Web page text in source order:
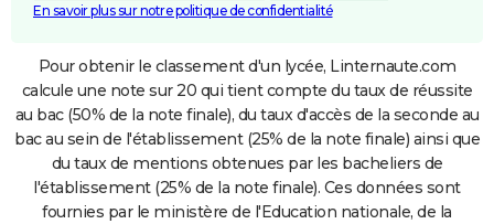
En savoir plus sur notre politique de confidentialité
Pour obtenir le classement d'un lycée, Linternaute.com
calcule une note sur 20 qui tient compte du taux de réussite
au bac (50% de la note finale), du taux d'accès de la seconde au
bac au sein de l'établissement (25% de la note finale) ainsi que
du taux de mentions obtenues par les bacheliers de
l'établissement (25% de la note finale). Ces données sont
fournies par le ministère de l'Education nationale, de la